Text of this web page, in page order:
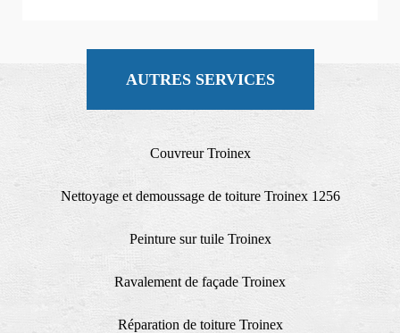
AUTRES SERVICES
Couvreur Troinex
Nettoyage et demoussage de toiture Troinex 1256
Peinture sur tuile Troinex
Ravalement de façade Troinex
Réparation de toiture Troinex